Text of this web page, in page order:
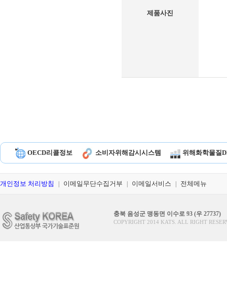
제품사진
OECD리콜정보 소비자위해감시시스템 위해화학물질
개인정보 처리방침 이메일무단수집거부 이메일서비스 전체메뉴
충북 음성군 맹동면 이수로 93 (우 27737)
COPYRIGHT 2014 KATS. ALL RIGHT